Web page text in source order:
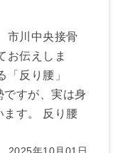
市川中央接骨
お伝えしま
反り腰」
ですが、実は身
ます。 反り腰